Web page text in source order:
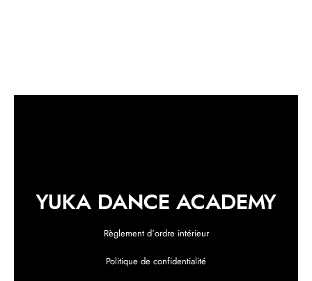
YUKA DANCE ACADEMY
Règlement d’ordre intérieur
Politique de confidentialité